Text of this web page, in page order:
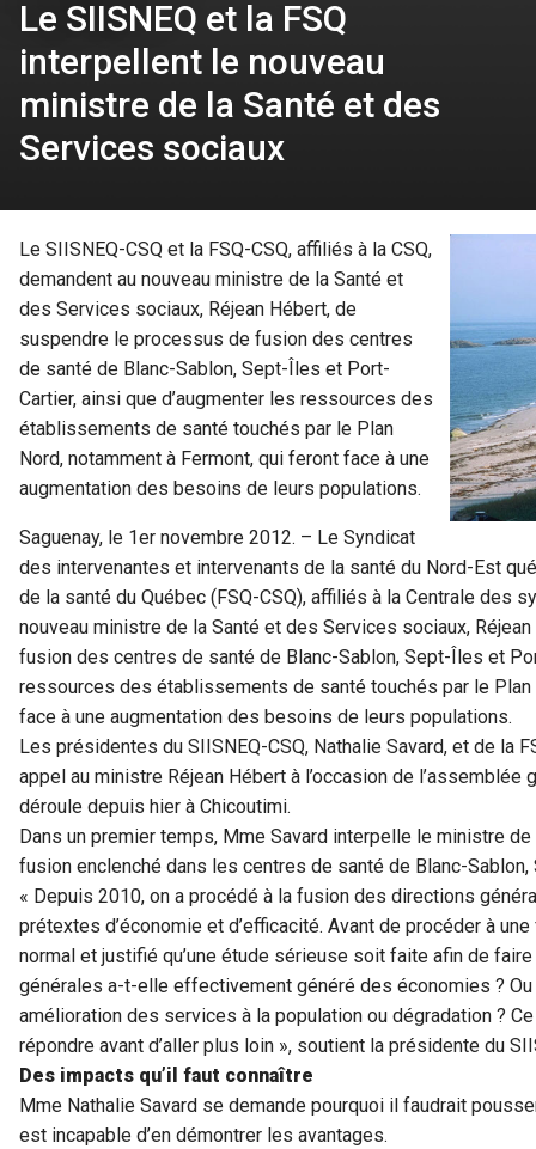
Le SIISNEQ et la FSQ
interpellent le nouveau
ministre de la Santé et des
Services sociaux
Le SIISNEQ-CSQ et la FSQ-CSQ, affiliés à la CSQ,
demandent au nouveau ministre de la Santé et
des Services sociaux, Réjean Hébert, de
suspendre le processus de fusion des centres
de santé de Blanc-Sablon, Sept-Îles et Port-
Cartier, ainsi que d’augmenter les ressources des
établissements de santé touchés par le Plan
Nord, notamment à Fermont, qui feront face à une
augmentation des besoins de leurs populations.
Saguenay, le 1er novembre 2012. – Le Syndicat
des intervenantes et intervenants de la santé du Nord-Est
de la santé du Québec (FSQ-CSQ), affiliés à la Centrale des
nouveau ministre de la Santé et des Services sociaux,
fusion des centres de santé de Blanc-Sablon, Sept-Îles et
ressources des établissements de santé touchés par le Plan
face à une augmentation des besoins de leurs populations.
Les présidentes du SIISNEQ-CSQ, Nathalie Savard, et de la
appel au ministre Réjean Hébert à l’occasion de
déroule depuis hier à Chicoutimi.
Dans un premier temps, Mme Savard interpelle le ministre
fusion enclenché dans les centres de santé de Blanc-
« Depuis 2010, on a procédé à la fusion des directions
prétextes d’économie et d’efficacité. Avant de procéder à
normal et justifié qu’une étude sérieuse soit faite afin de
générales a-t-elle effectivement généré des économies ?
amélioration des services à la population ou dégradation ?
répondre avant d’aller plus loin », soutient la présidente du
Des impacts qu’il faut connaître
Mme Nathalie Savard se demande pourquoi il faudrait
est incapable d’en démontrer les avantages.